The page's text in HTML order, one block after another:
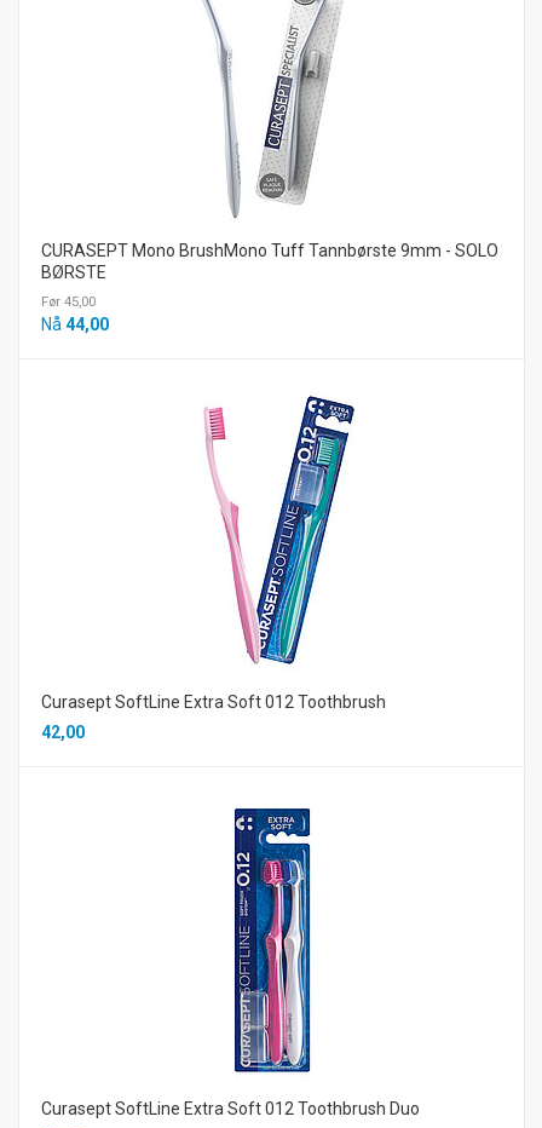
CURASEPT Mono BrushMono Tuff Tannbørste 9mm - SOLO
BØRSTE
Før 45,00
Nå 44,00
Curasept SoftLine Extra Soft 012 Toothbrush
42,00
Curasept SoftLine Extra Soft 012 Toothbrush Duo